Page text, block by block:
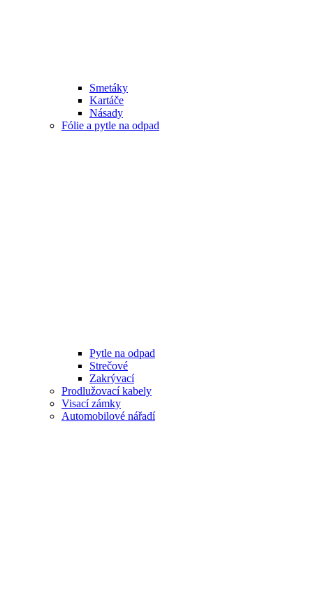
Smetáky
Kartáče
Násady
Fólie a pytle na odpad
Pytle na odpad
Strečové
Zakrývací
Prodlužovací kabely
Visací zámky
Automobilové nářadí